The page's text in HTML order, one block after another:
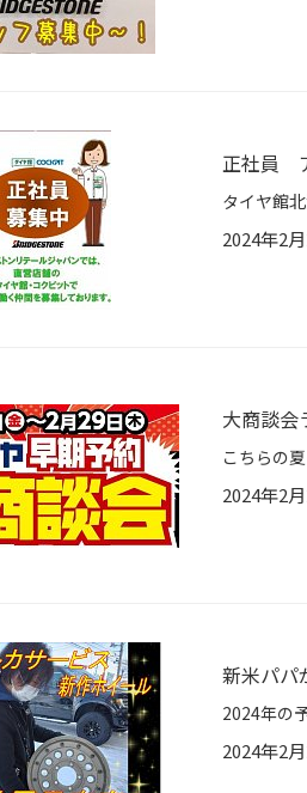
正社員
2024年2
大商談会
2024年2
新米パパ
2024年2